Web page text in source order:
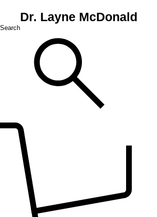
Dr. Layne McDonald
Search